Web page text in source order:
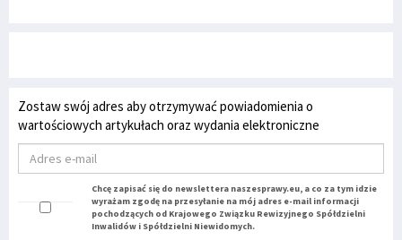
Zostaw swój adres aby otrzymywać powiadomienia o
wartościowych artykułach oraz wydania elektroniczne
Chcę zapisać się do newslettera naszesprawy.eu, a co za tym idzie
wyrażam zgodę na przesyłanie na mój adres e-mail informacji
pochodzących od Krajowego Związku Rewizyjnego Spółdzielni
Inwalidów i Spółdzielni Niewidomych.